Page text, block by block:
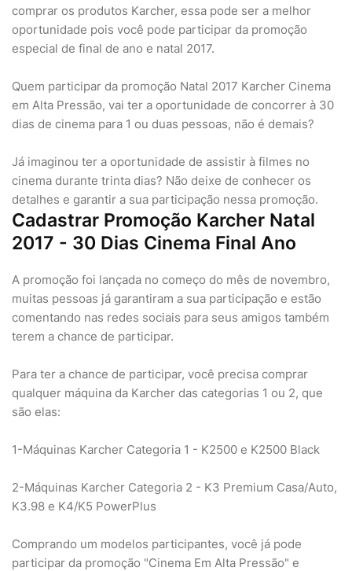
comprar os produtos Karcher, essa pode ser a melhor
oportunidade pois você pode participar da promoção
especial de final de ano e natal 2017.
Quem participar da promoção Natal 2017 Karcher Cinema
em Alta Pressão, vai ter a oportunidade de concorrer à 30
dias de cinema para 1 ou duas pessoas, não é demais?
Já imaginou ter a oportunidade de assistir à filmes no
cinema durante trinta dias? Não deixe de conhecer os
detalhes e garantir a sua participação nessa promoção.
Cadastrar Promoção Karcher Natal
2017 - 30 Dias Cinema Final Ano
A promoção foi lançada no começo do mês de novembro,
muitas pessoas já garantiram a sua participação e estão
comentando nas redes sociais para seus amigos também
terem a chance de participar.
Para ter a chance de participar, você precisa comprar
qualquer máquina da Karcher das categorias 1 ou 2, que
são elas:
1-Máquinas Karcher Categoria 1 - K2500 e K2500 Black
2-Máquinas Karcher Categoria 2 - K3 Premium Casa/Auto,
K3.98 e K4/K5 PowerPlus
Comprando um modelos participantes, você já pode
participar da promoção "Cinema Em Alta Pressão" e